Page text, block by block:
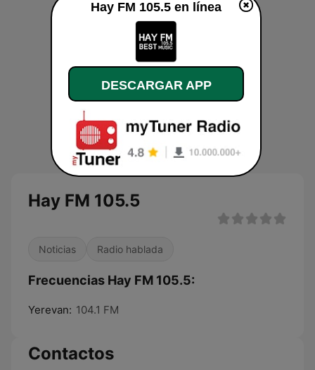
Hay FM 105.5
Noticias Radio hablada
Frecuencias Hay FM 105.5:
Yerevan: 104.1 FM
Contactos
Hay FM 105.5 en línea
DESCARGAR APP